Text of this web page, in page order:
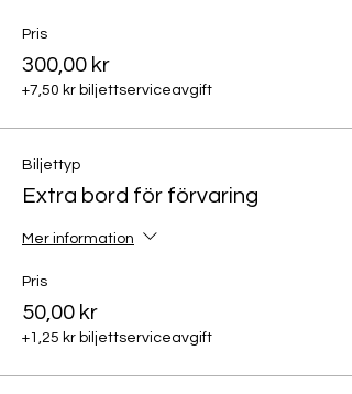
Pris
300,00 kr
+7,50 kr biljettserviceavgift
Biljettyp
Extra bord för förvaring
Mer information
Pris
50,00 kr
+1,25 kr biljettserviceavgift